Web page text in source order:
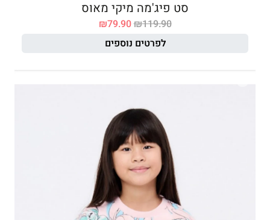
סט פיג'מה מיקי מאוס
₪119.90
₪79.90
לפרטים נוספים